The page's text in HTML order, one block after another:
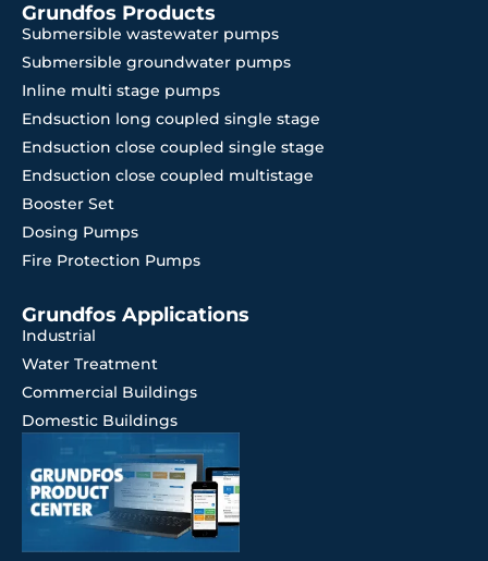
Grundfos Products
Submersible wastewater pumps
Submersible groundwater pumps
Inline multi stage pumps
Endsuction long coupled single stage
Endsuction close coupled single stage
Endsuction close coupled multistage
Booster Set
Dosing Pumps
Fire Protection Pumps
Grundfos Applications
Industrial
Water Treatment
Commercial Buildings
Domestic Buildings